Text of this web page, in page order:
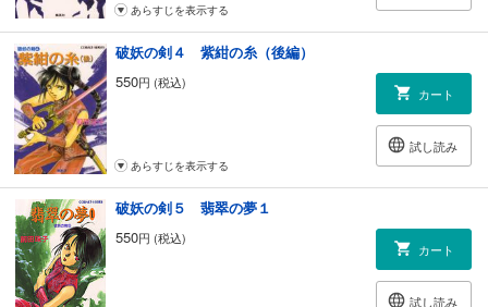
あらすじを表示する
破妖の剣４ 紫紺の糸（後編）
550円 (税込)
カート
試し読み
あらすじを表示する
破妖の剣５ 翡翠の夢１
550円 (税込)
カート
試し読み